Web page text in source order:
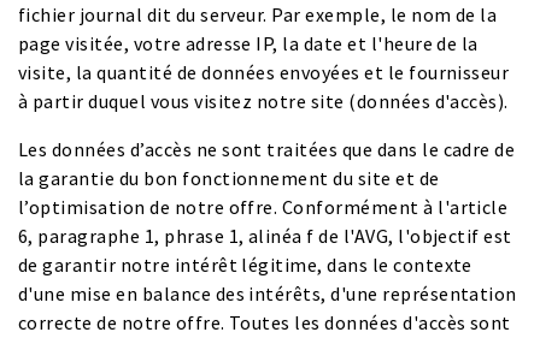
fichier journal dit du serveur. Par exemple, le nom de la
page visitée, votre adresse IP, la date et l'heure de la
visite, la quantité de données envoyées et le fournisseur
à partir duquel vous visitez notre site (données d'accès).
Les données d’accès ne sont traitées que dans le cadre de
la garantie du bon fonctionnement du site et de
l’optimisation de notre offre. Conformément à l'article
6, paragraphe 1, phrase 1, alinéa f de l'AVG, l'objectif est
de garantir notre intérêt légitime, dans le contexte
d'une mise en balance des intérêts, d'une représentation
correcte de notre offre. Toutes les données d'accès sont